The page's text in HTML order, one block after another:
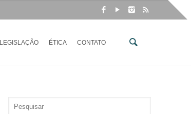
LEGISLAÇÃO ÉTICA CONTATO